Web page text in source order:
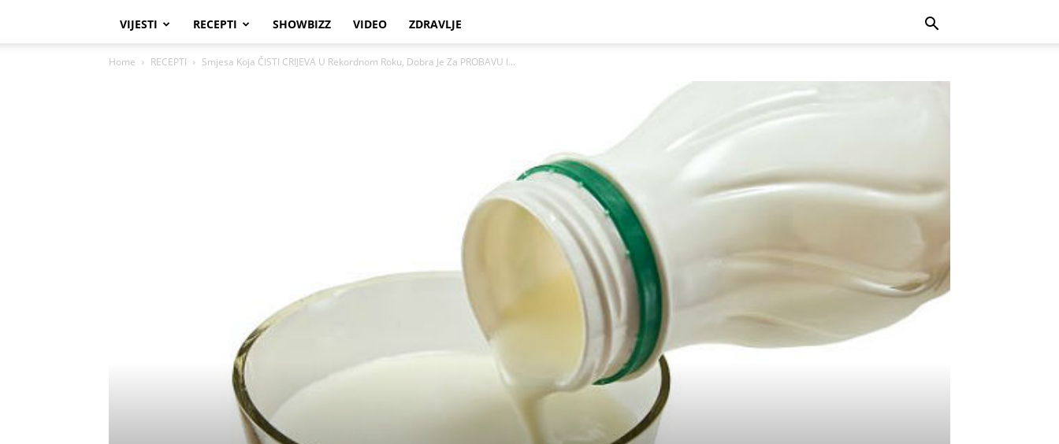
VIJESTI RECEPTI SHOWBIZZ VIDEO ZDRAVLJE
Home RECEPTI Smjesa Koja ČISTI CRIJEVA U Rekordnom Roku, Dobra Je Za PROBAVU I...